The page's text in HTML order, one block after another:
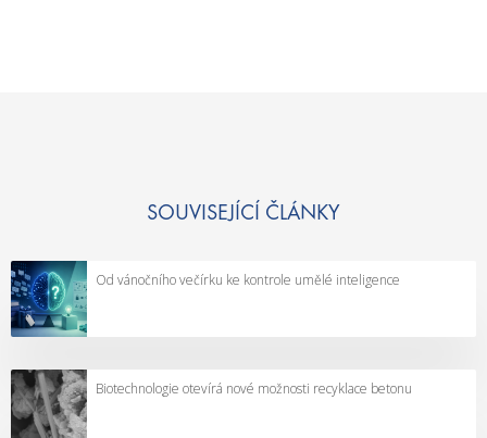
SOUVISEJÍCÍ ČLÁNKY
Od vánočního večírku ke kontrole umělé inteligence
Biotechnologie otevírá nové možnosti recyklace betonu